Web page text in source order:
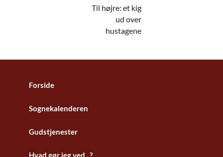
Til højre: et kig
ud over
hustagene
Forside
Sognekalenderen
Gudstjenester
Hvad gør jeg ved...?